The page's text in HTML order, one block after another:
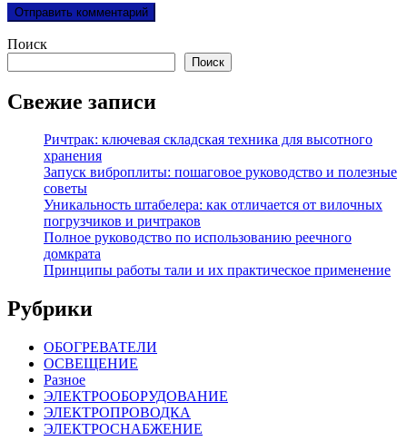
Поиск
Поиск
Свежие записи
Ричтрак: ключевая складская техника для высотного
хранения
Запуск виброплиты: пошаговое руководство и полезные
советы
Уникальность штабелера: как отличается от вилочных
погрузчиков и ричтраков
Полное руководство по использованию реечного
домкрата
Принципы работы тали и их практическое применение
Рубрики
ОБОГРЕВАТЕЛИ
ОСВЕЩЕНИЕ
Разное
ЭЛЕКТРООБОРУДОВАНИЕ
ЭЛЕКТРОПРОВОДКА
ЭЛЕКТРОСНАБЖЕНИЕ